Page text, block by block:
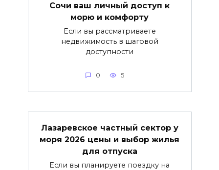
Сочи ваш личный доступ к
морю и комфорту
Если вы рассматриваете
недвижимость в шаговой
доступности
0 5
Лазаревское частный сектор у
моря 2026 цены и выбор жилья
для отпуска
Если вы планируете поездку на